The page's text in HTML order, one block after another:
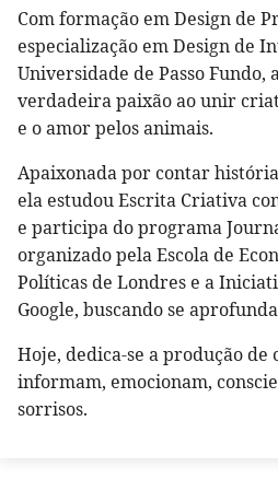
Com formação em Design de
especialização em Design de
Universidade de Passo Fundo,
verdadeira paixão ao unir
e o amor pelos animais.
Apaixonada por contar
ela estudou Escrita Criativa
e participa do programa
organizado pela Escola de
Políticas de Londres e a
Google, buscando se
Hoje, dedica-se a produção de
informam, emocionam,
sorrisos.